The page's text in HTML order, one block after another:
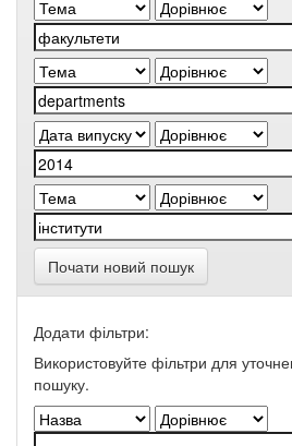
Почати новий пошук
Додати фільтри:
Використовуйте фільтри для
пошуку.